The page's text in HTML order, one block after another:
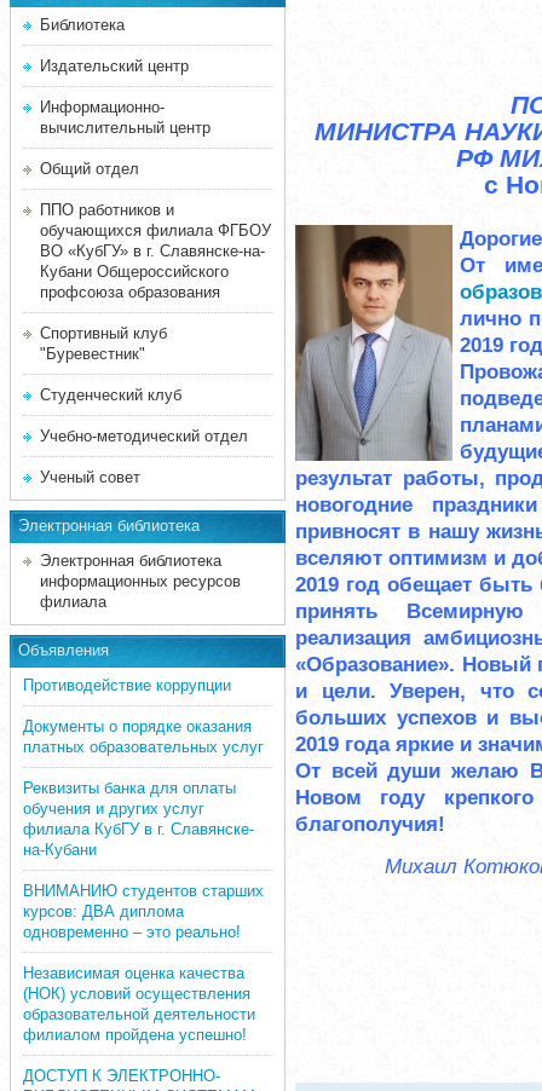
Библиотека
Издательский центр
Информационно-
вычислительный центр
Общий отдел
ППО работников и
обучающихся филиала ФГБОУ
ВО «КубГУ» в г. Славянске-на-
Кубани Общероссийского
профсоюза образования
Спортивный клуб
"Буревестник"
Студенческий клуб
Учебно-методический отдел
Ученый совет
Электронная библиотека
Электронная библиотека
информационных ресурсов
филиала
Объявления
Противодействие коррупции
Документы о порядке оказания
платных образовательных услуг
Реквизиты банка для оплаты
обучения и других услуг
филиала КубГУ в г. Славянске-
на-Кубани
ВНИМАНИЮ студентов старших
курсов: ДВА диплома
одновременно – это реально!
Независимая оценка качества
(НОК) условий осуществления
образовательной деятельности
филиалом пройдена успешно!
ДОСТУП К ЭЛЕКТРОННО-
МИНИСТРА
РФ
с
От
лично
2019
результат работы,
новогодние
привносят в нашу
вселяют оптимизм и
2019 год обещает быть
принять Всемирную
реализация
«Образование». Новый
и цели. Уверен, что
больших успехов и
2019 года яркие и
От всей души желаю
Новом году
благополучия!
Михаил